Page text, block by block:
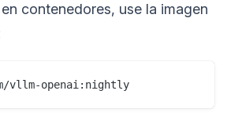
contenedores, use la imagen